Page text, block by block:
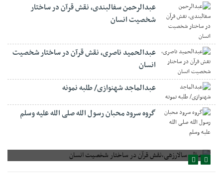
عبدالرحمن سفالبندی، نقش قرآن در ساختار
شخصیت انسان
عبدالحمید ناصری، نقش قرآن در ساختار شخصیت
انسان
عبدالماجد شهنوازی/ طلبه نمونه
گروه سرود محبان رسول الله صلی الله علیه وسلم
صالح سالارزهی،‌نقش قرآن در ساختار شخصیت انسان